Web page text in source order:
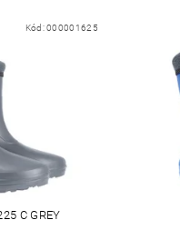
Kód:000001625
C GREY